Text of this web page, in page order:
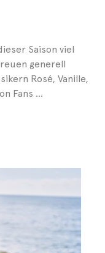
Saison viel
generell
Rosé, Vanille,
Fans ...